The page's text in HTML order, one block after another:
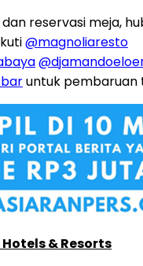
reservasi meja,
@magnoliaresto
untuk pembaruan
Hotels & Resorts